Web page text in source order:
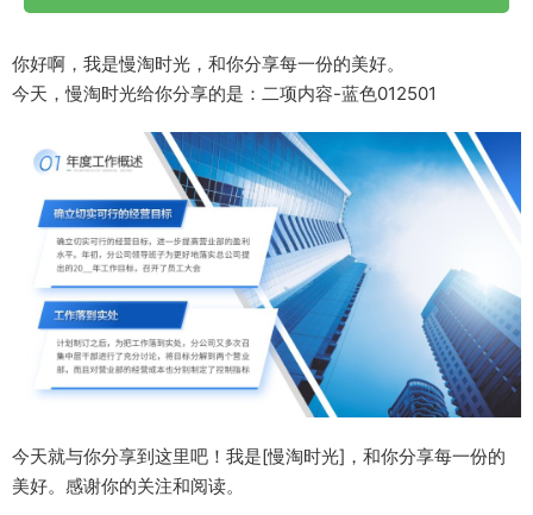
你好啊，我是慢淘时光，和你分享每一份的美好。
今天，慢淘时光给你分享的是：二项内容-蓝色012501
今天就与你分享到这里吧！我是[慢淘时光]，和你分享每一份的
美好。感谢你的关注和阅读。